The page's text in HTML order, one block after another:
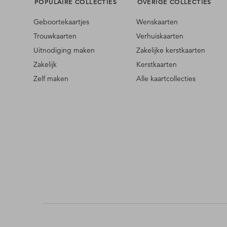
gerust een berichtje.
POPULAIRE COLLECTIES
Geboortekaartjes
Trouwkaarten
Uitnodiging maken
Zakelijk
Zelf maken
OVERIGE COLLECTIES
Wenskaarten
Verhuiskaarten
Zakelijke kerstkaarten
Kerstkaarten
Alle kaartcollecties